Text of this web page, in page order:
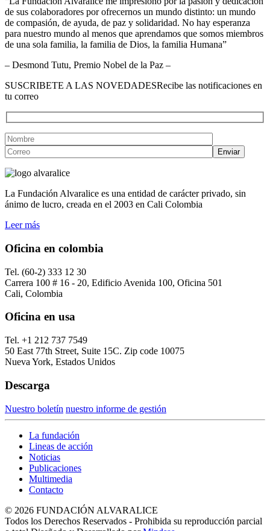
de sus colaboradores por ofrecernos un mundo distinto: un mundo
de compasión, de ayuda, de paz y solidaridad. No hay esperanza
para nuestro mundo al menos que aprendamos que somos miembros
de una sola familia, la familia de Dios, la familia Humana”
– Desmond Tutu, Premio Nobel de la Paz –
SUSCRIBETE A LAS NOVEDADESRecibe las notificaciones en
tu correo
La Fundación Alvaralice es una entidad de carácter privado, sin
ánimo de lucro, creada en el 2003 en Cali Colombia
Leer más
Oficina en colombia
Tel. (60-2) 333 12 30
Carrera 100 # 16 - 20, Edificio Avenida 100, Oficina 501
Cali, Colombia
Oficina en usa
Tel. +1 212 737 7549
50 East 77th Street, Suite 15C. Zip code 10075
Nueva York, Estados Unidos
Descarga
Nuestro boletín nuestro informe de gestión
La fundación
Lineas de acción
Noticias
Publicaciones
Multimedia
Contacto
© 2026 FUNDACIÓN ALVARALICE
Todos los Derechos Reservados - Prohibida su reproducción parcial